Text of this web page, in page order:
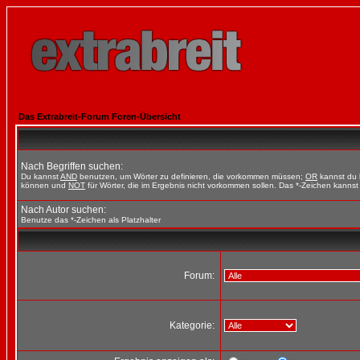
Das Extrabreit-Forum Foren-Übersicht
Nach Begriffen suchen:
Du kannstAND benutzen, um Wörter zu definieren, die vorkommen müssen; OR kannst du
können und NOT für Wörter, die im Ergebnis nicht vorkommen sollen. Das *-Zeichen
Nach Autor suchen:
Benutze das *-Zeichen als Platzhalter
Forum:
Kategorie: